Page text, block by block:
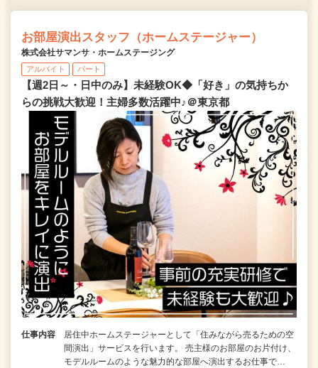
お部屋演出スタッフ（ホームステージャー）
株式会社サマンサ・ホームステージング
アルバイト パート
【週2日～・日中のみ】未経験OK◆「好き」の気持ちか
らの挑戦大歓迎！主婦多数活躍中♪＠東京都
仕事内容
居住中ホームステージャーとして「住みながら売るための空
間演出」サービスを行います。 売主様のお部屋のお片付け、
モデルルームのような魅力的な部屋へ演出するお仕事で…